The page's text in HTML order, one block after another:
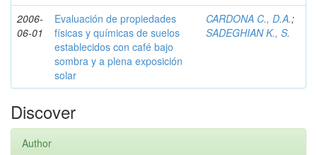
2006-
06-01
Evaluación de propiedades
físicas y químicas de suelos
establecidos con café bajo
sombra y a plena exposición
solar
CARDONA C., D.A.;
SADEGHIAN K., S.
Discover
Author